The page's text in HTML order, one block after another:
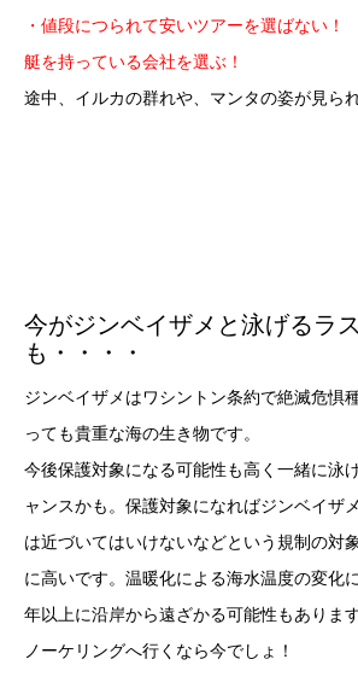
・値段につられて安いツアーを選ばない
艇を持っている会社を選ぶ！
途中、イルカの群れや、マンタの姿が見ら
今がジンベイザメと泳げるラ
も・・・・
ジンベイザメはワシントン条約で絶滅危惧
っても貴重な海の生き物です。
今後保護対象になる可能性も高く一緒に泳
ャンスかも。保護対象になればジンベイザ
は近づいてはいけないなどという規制の対
に高いです。温暖化による海水温度の変化
年以上に沿岸から遠ざかる可能性もありま
ノーケリングへ行くなら今でしょ！